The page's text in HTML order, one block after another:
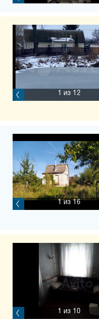
1 из 12
1из 16
1 из 10